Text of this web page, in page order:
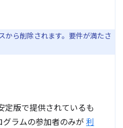
から削除されます。要件が満たさ
定版で提供されているも
ラムの参加者のみが 利